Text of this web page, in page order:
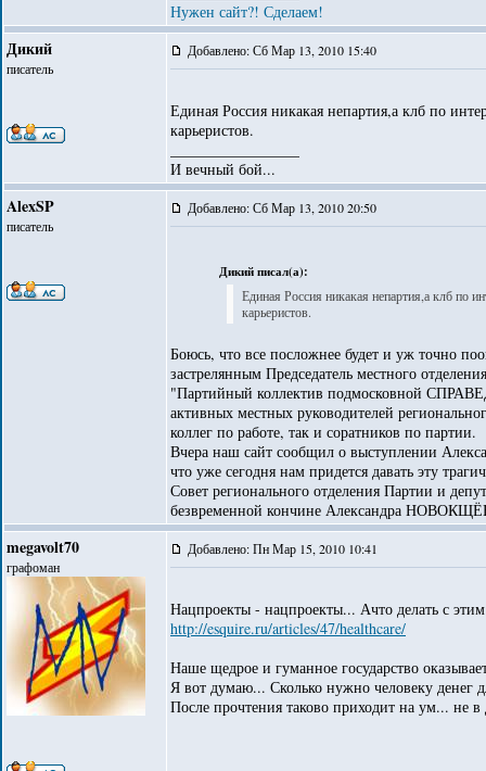
Нужен сайт?! Сделаем!
Дикий
писатель
Добавлено: Сб Мар 13, 2010 15:40
Единая Россия никакая непартия,а клб по
карьеристов.
И вечный бой...
AlexSP
писатель
Добавлено: Сб Мар 13, 2010 20:50
Дикий писал(а):
Единая Россия никакая непартия,а клб по
карьеристов.
Боюсь, что все посложнее будет и уж точно
застрелянным Председатель местного
"Партийный коллектив подмосковной
активных местных руководителей
коллег по работе, так и соратников по партии.
Вчера наш сайт сообщил о выступлении
что уже сегодня нам придется давать эту
Совет регионального отделения Партии и
безвременной кончине Александра
megavolt70
графоман
Добавлено: Пн Мар 15, 2010 10:41
Нацпроекты - нацпроекты... Ачто делать с
http://esquire.ru/articles/47/healthcare/
Наше щедрое и гуманное государство
Я вот думаю... Сколько нужно человеку денег
После прочтения таково приходит на ум... не